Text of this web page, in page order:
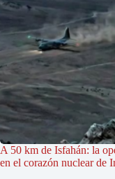
A 50 km de Isfahán: la
en el corazón nuclear de